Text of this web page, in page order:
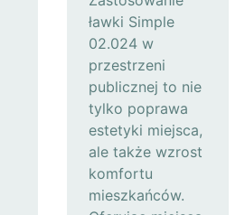
ławki Simple
02.024 w
przestrzeni
publicznej to nie
tylko poprawa
estetyki miejsca,
ale także wzrost
komfortu
mieszkańców.